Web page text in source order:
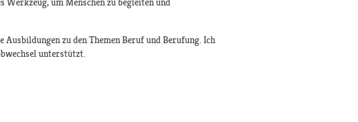
Werkzeug, um Menschen zu begleiten und
zu den Themen Beruf und Berufung. Ich
unterstützt.